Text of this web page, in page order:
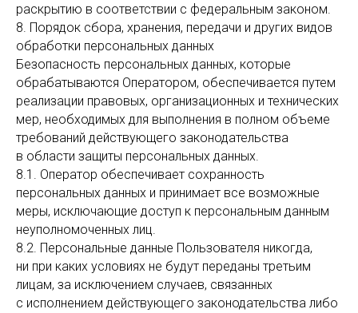
раскрытию в соответствии с федеральным законом.
8. Порядок сбора, хранения, передачи и других видов
обработки персональных данных
Безопасность персональных данных, которые
обрабатываются Оператором, обеспечивается путем
реализации правовых, организационных и технических
мер, необходимых для выполнения в полном объеме
требований действующего законодательства
в области защиты персональных данных.
8.1. Оператор обеспечивает сохранность
персональных данных и принимает все возможные
меры, исключающие доступ к персональным данным
неуполномоченных лиц.
8.2. Персональные данные Пользователя никогда,
ни при каких условиях не будут переданы третьим
лицам, за исключением случаев, связанных
с исполнением действующего законодательства либо